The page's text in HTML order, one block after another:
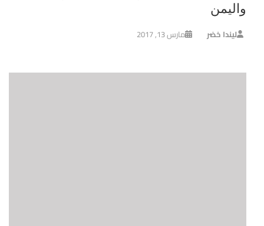
واليمن
ليندا خضر مارس 13, 2017